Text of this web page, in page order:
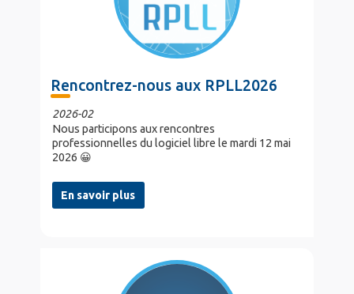
Rencontrez-nous aux RPLL2026
2026-02
Nous participons aux rencontres
professionnelles du logiciel libre le mardi 12 mai
2026 😀
En savoir plus